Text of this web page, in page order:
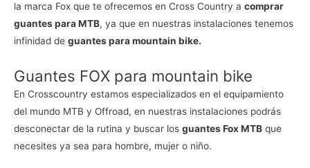
la marca Fox que te ofrecemos en Cross Country a comprar
guantes para MTB, ya que en nuestras instalaciones tenemos
infinidad de guantes para mountain bike.
Guantes FOX para mountain bike
En Crosscountry estamos especializados en el equipamiento
del mundo MTB y Offroad, en nuestras instalaciones podrás
desconectar de la rutina y buscar los guantes Fox MTB que
necesites ya sea para hombre, mujer o niño.